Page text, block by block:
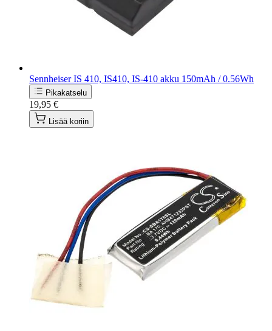
Sennheiser IS 410, IS410, IS-410 akku 150mAh / 0.56Wh
Pikakatselu
19,95 €
Lisää koriin